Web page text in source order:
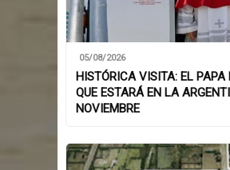
05/08/2026
HISTÓRICA VISITA: EL PAPA
QUE ESTARÁ EN LA
NOVIEMBRE